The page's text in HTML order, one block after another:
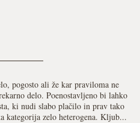
pogosto ali že kar praviloma ne
delo. Poenostavljeno bi lahko
ki nudi slabo plačilo in prav tako
kategorija zelo heterogena. Kljub...